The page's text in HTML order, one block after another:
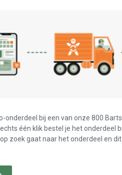
onderdeel bij een van onze 800
één klik bestel je het onderdeel
zoek gaat naar het onderdeel en